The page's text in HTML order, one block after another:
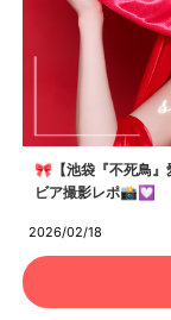
2026/02/18
🎀【池袋『不死鳥』
ビア撮影レポ📸💟